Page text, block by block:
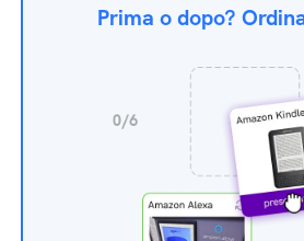
Prima o dopo?